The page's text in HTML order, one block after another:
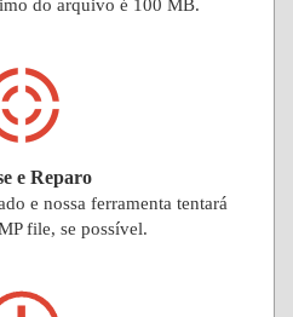
do arquivo é 100 MB.
e Reparo
e nossa ferramenta tentará
file, se possível.